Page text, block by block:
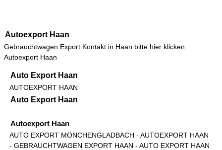
Autoexport Haan
Gebrauchtwagen Export Kontakt in Haan bitte hier klicken
Autoexport Haan
Auto Export Haan
AUTOEXPORT HAAN
Auto Export Haan
Autoexport Haan
AUTO EXPORT MÖNCHENGLADBACH - AUTOEXPORT HAAN
- GEBRAUCHTWAGEN EXPORT HAAN - AUTO EXPORT HAAN